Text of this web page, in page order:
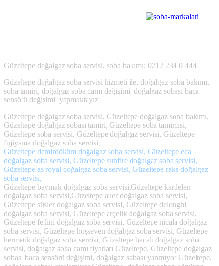
———————————
Güzeltepe doğalgaz soba servisi, soba bakımı; 0212 234 0 444
Güzeltepe doğalgaz soba servisi hizmeti ile, doğalgaz soba bakımı,
soba tamiri, doğalgaz soba camı değişimi, doğalgaz sobası baca
sensörü değişimi yapmaktayız
Güzeltepe doğalgaz soba servisi, Güzeltepe doğalgaz soba bakımı,
Güzeltepe doğalgaz sobası tamiri, Güzeltepe soba tamircisi,
Güzeltepe soba servisi, Güzeltepe doğalgaz servisi, Güzeltepe
fujiyama doğalgaz soba servisi,
Güzeltepe demirdöküm doğalgaz soba servisi, Güzeltepe eca
doğalgaz soba servisi, Güzeltepe sunfire doğalgaz soba servisi,
Güzeltepe as royal doğalgaz soba servisi, Güzeltepe raks doğalgaz
soba servisi,
Güzeltepe baymak doğalgaz soba servisi,Güzeltepe kardelen
doğalgaz soba servisi,Güzeltepe auer doğalgaz soba servisi,
Güzeltepe süsler doğalgaz soba servisi, Güzeltepe delonghi
doğalgaz soba servisi, Güzeltepe arçelik doğalgaz soba servisi,
Güzeltepe fellini doğalgaz soba servisi, Güzeltepe nicala doğalgaz
soba servisi, Güzeltepe hoşseven doğalgaz soba servisi, Güzeltepe
hermetik doğalgaz soba servisi, Güzeltepe bacalı doğalgaz soba
servisi, doğalgaz soba camı fiyatları Güzeltepe, Güzeltepe doğalgaz
sobası baca sensörü değişimi, doğalgaz sobası yanmıyor Güzeltepe,